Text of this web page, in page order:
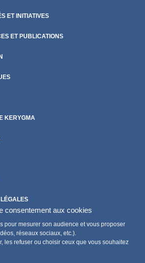
consentement aux cookies
pour mesurer son audience et vous proposer
réseaux sociaux, etc.).
les refuser ou choisir ceux que vous souhaitez
ET INITIATIVES
ET PUBLICATIONS
KERYGMA